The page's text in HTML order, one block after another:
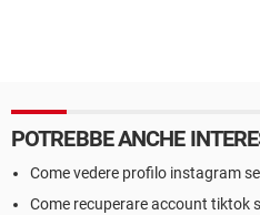
POTREBBE ANCHE
Come vedere profilo instagram
Come recuperare account tiktok